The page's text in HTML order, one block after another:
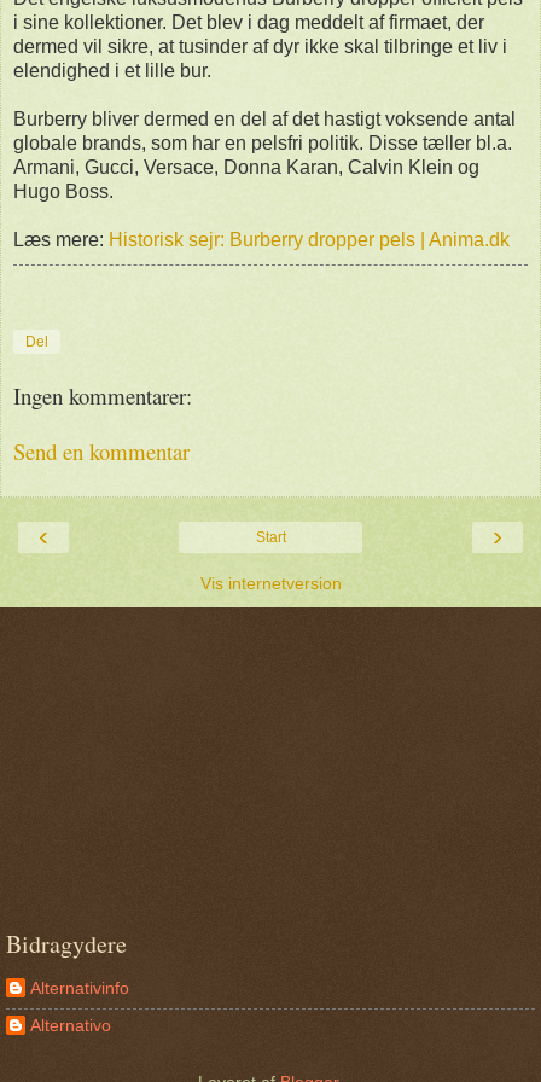
i sine kollektioner. Det blev i dag meddelt af firmaet, der
dermed vil sikre, at tusinder af dyr ikke skal tilbringe et liv i
elendighed i et lille bur.
Burberry bliver dermed en del af det hastigt voksende antal
globale brands, som har en pelsfri politik. Disse tæller bl.a.
Armani, Gucci, Versace, Donna Karan, Calvin Klein og
Hugo Boss.
Læs mere: Historisk sejr: Burberry dropper pels | Anima.dk
Del
Ingen kommentarer:
Send en kommentar
‹ ›
Start
Vis internetversion
Bidragydere
Alternativinfo
Alternativo